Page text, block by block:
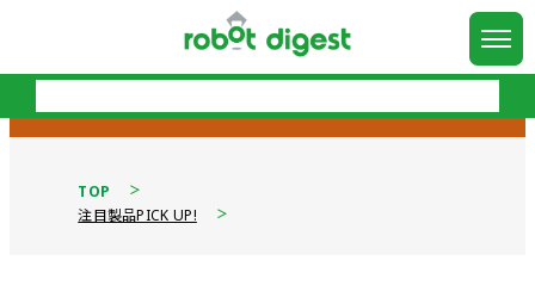
TOP
注目製品PICK UP!